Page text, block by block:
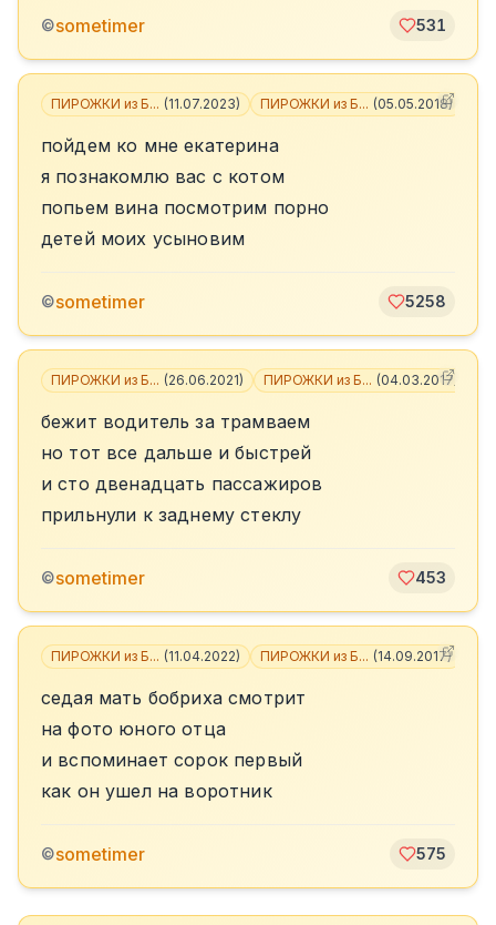
©sometimer 531
ПИРОЖКИ из Б... (11.07.2023) ПИРОЖКИ из Б... (05.05.2018)
пойдем ко мне екатерина
я познакомлю вас с котом
попьем вина посмотрим порно
детей моих усыновим
©sometimer 5258
ПИРОЖКИ из Б... (26.06.2021) ПИРОЖКИ из Б... (04.03.2017
бежит водитель за трамваем
но тот все дальше и быстрей
и сто двенадцать пассажиров
прильнули к заднему стеклу
©sometimer 453
ПИРОЖКИ из Б... (11.04.2022) ПИРОЖКИ из Б... (14.09.2017)
седая мать бобриха смотрит
на фото юного отца
и вспоминает сорок первый
как он ушел на воротник
©sometimer 575